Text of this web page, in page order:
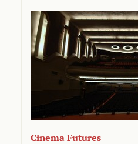
Cinema Futures